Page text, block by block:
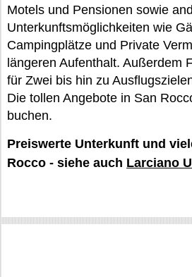
Motels und Pensionen sowie
Unterkunftsmöglichkeiten wie
Campingplätze und Private
längeren Aufenthalt. Außerdem
für Zwei bis hin zu
Die tollen Angebote in San
buchen.
Preiswerte Unterkunft und
Rocco - siehe auch Larciano